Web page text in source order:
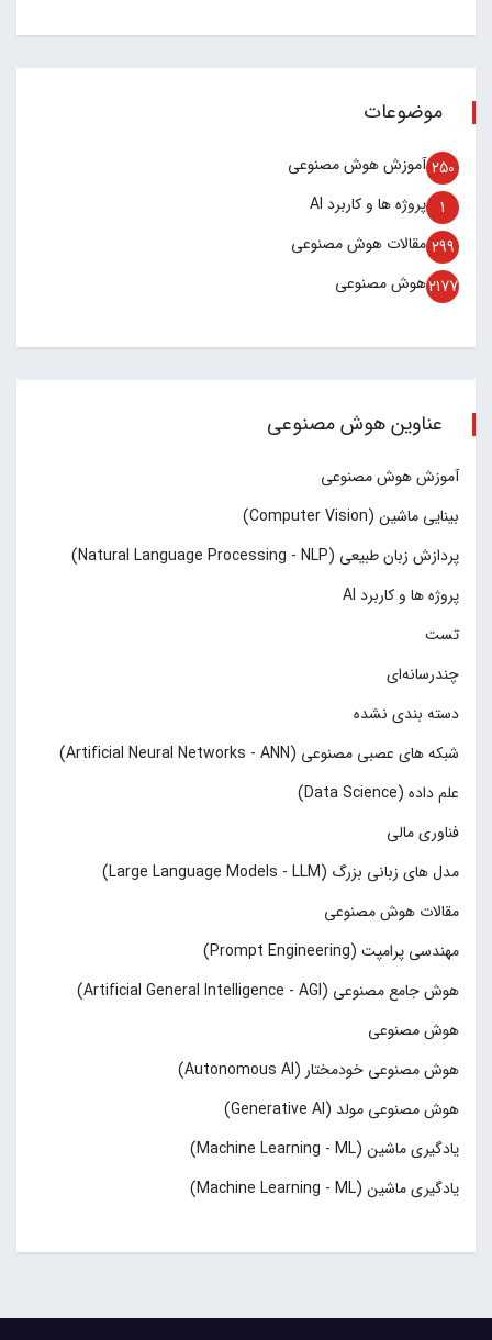
موضوعات
آموزش هوش مصنوعی 250
پروژه ها و کاربرد AI 1
مقالات هوش مصنوعی 299
هوش مصنوعی2177
عناوین هوش مصنوعی
آموزش هوش مصنوعی
بینایی ماشین (Computer Vision)
پردازش زبان طبیعی (Natural Language Processing - NLP)
پروژه ها و کاربرد AI
تست
چند‌‌رسانه‌ای
دسته بندی نشده
شبکه های عصبی مصنوعی (Artificial Neural Networks - ANN)
علم داده (Data Science)
فناوری مالی
مدل های زبانی بزرگ (Large Language Models - LLM)
مقالات هوش مصنوعی
مهندسی پرامپت (Prompt Engineering)
هوش جامع مصنوعی (Artificial General Intelligence - AGI)
هوش مصنوعی
هوش مصنوعی خودمختار (Autonomous AI)
هوش مصنوعی مولد (Generative AI)
یادگیری ماشین (Machine Learning - ML)
یادگیری ماشین (Machine Learning - ML)